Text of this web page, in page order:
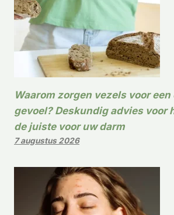
Waarom zorgen vezels voor
gevoel? Deskundig advies voor
de juiste voor uw darm
7 augustus 2026